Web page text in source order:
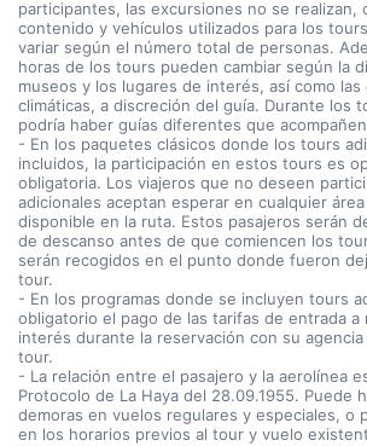
participantes, las excursiones no se realizan,
contenido y vehículos utilizados para los
variar según el número total de personas.
horas de los tours pueden cambiar según la
museos y los lugares de interés, así como las
climáticas, a discreción del guía. Durante los
podría haber guías diferentes que
- En los paquetes clásicos donde los tours
incluidos, la participación en estos tours es
obligatoria. Los viajeros que no deseen
adicionales aceptan esperar en cualquier
disponible en la ruta. Estos pasajeros serán
de descanso antes de que comiencen los
serán recogidos en el punto donde fueron
tour.
- En los programas donde se incluyen tours
obligatorio el pago de las tarifas de entrada a
interés durante la reservación con su
tour.
- La relación entre el pasajero y la aerolínea
Protocolo de La Haya del 28.09.1955. Puede
demoras en vuelos regulares y especiales, o
en los horarios previos al tour y vuelo